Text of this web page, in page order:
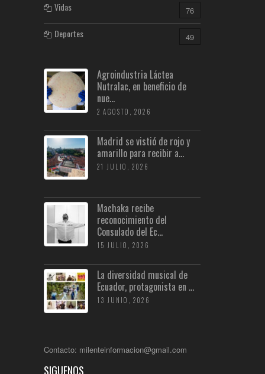
Vidas 76
Deportes 49
Agroindustria Láctea
Nutralac, en beneficio de
nue...
2 AGOSTO, 2026
Madrid se vistió de rojo y
amarillo para recibir a...
21 JULIO, 2026
Machaka recibe
reconocimiento del
Consulado del Ec...
15 JULIO, 2026
La diversidad musical de
Ecuador, protagonista en ...
13 JUNIO, 2026
Contacto: milenteinformacion@gmail.com
SIGUENOS